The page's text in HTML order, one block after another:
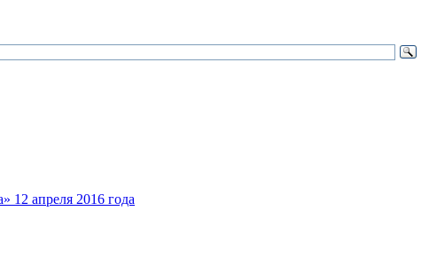
12 апреля 2016 года